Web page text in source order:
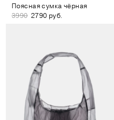
Поясная сумка чёрная
3990 2790 руб.